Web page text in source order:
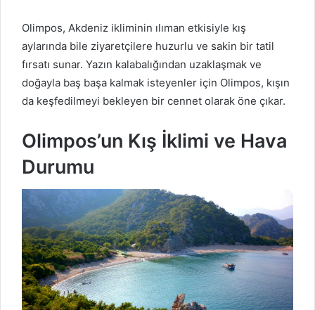
Olimpos, Akdeniz ikliminin ılıman etkisiyle kış
aylarında bile ziyaretçilere huzurlu ve sakin bir tatil
fırsatı sunar. Yazın kalabalığından uzaklaşmak ve
doğayla baş başa kalmak isteyenler için Olimpos, kışın
da keşfedilmeyi bekleyen bir cennet olarak öne çıkar.
Olimpos’un Kış İklimi ve Hava
Durumu